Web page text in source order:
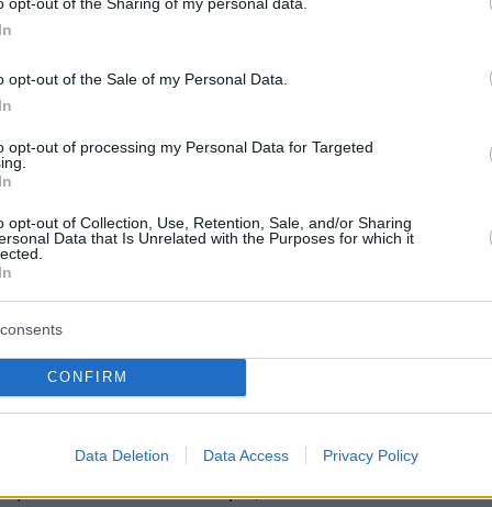
opt-out of the Sale of my Personal Data.
opt-out of processing my Personal Data for Targeted
opt-out of Collection, Use, Retention, Sale, and/or Sharing
Data that Is Unrelated with the Purposes for which it
CONFIRM
Data Deletion Data Access Privacy Policy
Κομματικών σχημάτων χωρίς οργανώσεις
«αφεντικά» τους δεν γίνονται αποδέκτες
κριτικής για τις δημόσιες κινήσεις
για τις αποφάσεις τους σε
τους κάνουν ότι γουστάρουν και ότι τους
και αυθαίρετα.
διαχειρίζονται τους πολιτικούς
για να αντανακλά την εγωπάθεια των
Αν δεν αντικατοπτρίζει τον